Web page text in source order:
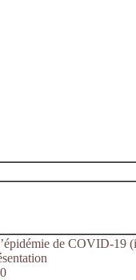
de COVID-19